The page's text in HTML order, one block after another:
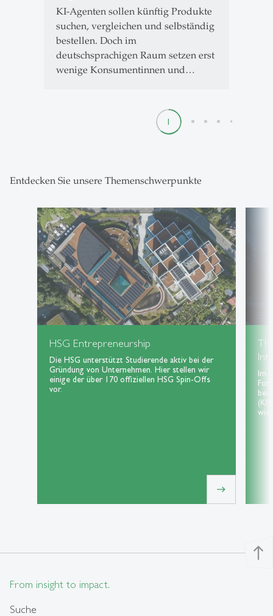
KI-Agenten sollen künftig Produkte
suchen, vergleichen und selbständig
bestellen. Doch im
deutschsprachigen Raum setzen erst
wenige Konsumentinnen und…
1 2 3 4 5
Entdecken Sie unsere Themenschwerpunkte
HSG Entrepreneurship
Die HSG unterstützt Studierende aktiv bei der
Gründung von Unternehmen. Hier stellen wir
einige der über 170 offiziellen HSG Spin-Offs
vor.
east
Im
bei
(KI)
wie
north
From insight to impact.
Suche